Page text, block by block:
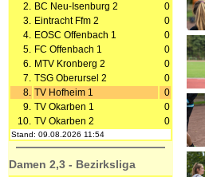
2. BC Neu-Isenburg 2
0
3. Eintracht Ffm 2
0
4. EOSC Offenbach 1
0
5. FC Offenbach 1
0
6. MTV Kronberg 2
0
7. TSG Oberursel 2
0
8. TV Hofheim 1
0
9. TV Okarben 1
0
10. TV Okarben 2 0
Stand: 09.08.2026 11:54
Damen 2,3 - Bezirksliga